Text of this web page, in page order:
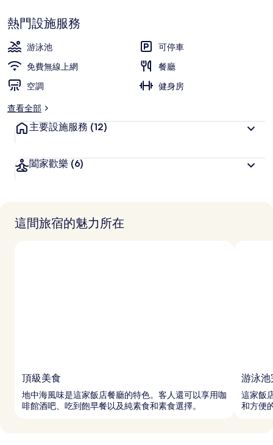
10，
深
受
旅
客
喜
熱門設施服務
游泳池
可停車
免費無線上網
餐廳
空調
健身房
查看全部
主要設施服務 (12)
闔家歡樂 (6)
這間旅宿的魅力所在
頂級美食
地中海風味是這家飯店餐廳的特色。客人還可以享用咖
啡館酒吧、吃到飽早餐以及純素食和素食選擇。
游泳池
這家飯
和方便